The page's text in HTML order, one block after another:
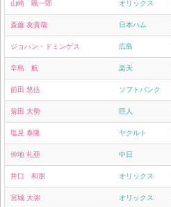
山崎 颯一郎 オリックス
斎藤 友貴哉 日本ハム
ジョハン・ドミンゲス 広島
辛島 航 楽天
前田 悠伍 ソフトバンク
翁田 大勢 巨人
塩見 泰隆 ヤクルト
仲地 礼亜 中日
井口 和朋 オリックス
宮城 大弥 オリックス